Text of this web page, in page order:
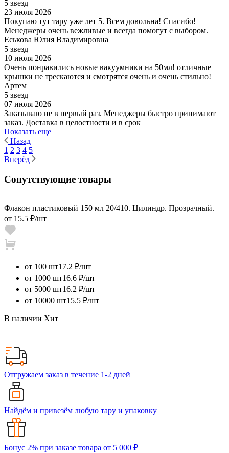
5 звезд
23 июля 2026
Покупаю тут тару уже лет 5. Всем довольна! Спасибо!
Менеджеры очень вежливые и всегда помогут с выбором.
Еськова Юлия Владимировна
5 звезд
10 июля 2026
Очень понравились новые вакуумники на 50мл! отличные
крышки не трескаются и смотрятся очень и очень стильно!
Артем
5 звезд
07 июля 2026
Заказываю не в первый раз. Менеджеры быстро принимают
заказ. Доставка в целостности и в срок
Показать еще
Назад
1 2 3 4 5
Вперёд
Сопутствующие товары
Флакон пластиковый 150 мл 20/410. Цилиндр. Прозрачный.
от 15.5 ₽/шт
от 100 шт17.2 ₽/шт
от 1000 шт16.6 ₽/шт
от 5000 шт16.2 ₽/шт
от 10000 шт15.5 ₽/шт
В наличии Хит
Отгружаем заказ в течение 1-2 дней
Найдём и привезём любую тару и упаковку
Бонус 2% при заказе товара от 5 000 ₽